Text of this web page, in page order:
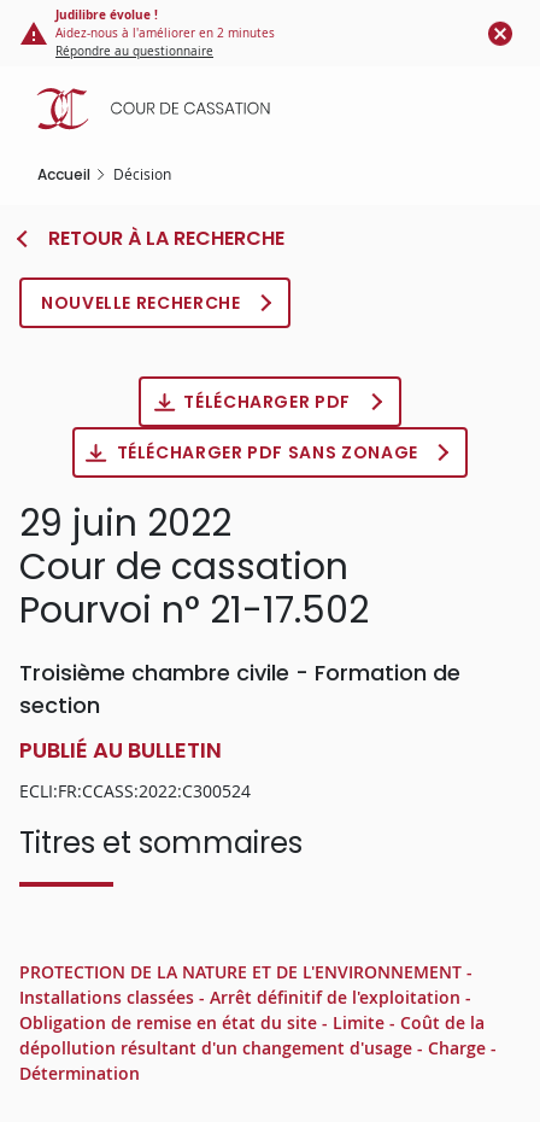
Panneau de gestion des cookies
contenu
principal
Judilibre évolue !
Aidez-nous à l'améliorer en 2 minutes
Répondre au questionnaire
Accueil Décision
RETOUR À LA RECHERCHE
NOUVELLE RECHERCHE
TÉLÉCHARGER PDF
TÉLÉCHARGER PDF SANS ZONAGE
29 juin 2022
Cour de cassation
Pourvoi n° 21-17.502
Troisième chambre civile - Formation de
section
PUBLIÉ AU BULLETIN
ECLI:FR:CCASS:2022:C300524
Titres et sommaires
PROTECTION DE LA NATURE ET DE L'ENVIRONNEMENT -
Installations classées - Arrêt définitif de l'exploitation -
Obligation de remise en état du site - Limite - Coût de la
dépollution résultant d'un changement d'usage - Charge -
Détermination